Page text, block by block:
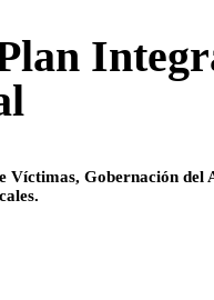
Víctimas, Gobernación del